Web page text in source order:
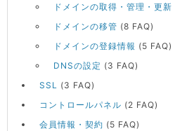
ドメインの取得・管理・更新
ドメインの移管 (8 FAQ)
ドメインの登録情報 (5 FAQ)
DNSの設定 (3 FAQ)
SSL
(3 FAQ)
コントロールパネル (2 FAQ)
会員情報・契約 (5 FAQ)